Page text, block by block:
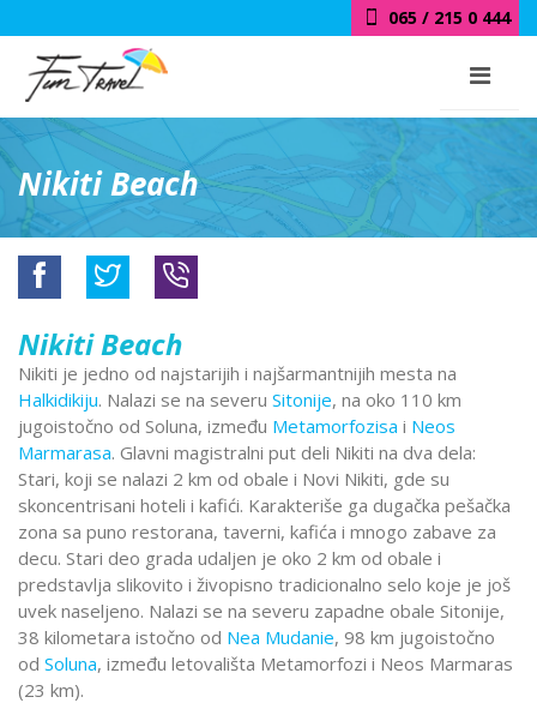
018 / 415 0 444
Nikiti Beach
Nikiti Beach
Nikiti je jedno od najstarijih i najšarmantnijih mesta na
Halkidikiju. Nalazi se na severu Sitonije, na oko 110 km
jugoistočno od Soluna, između Metamorfozisa i Neos
Marmarasa. Glavni magistralni put deli Nikiti na dva dela:
Stari, koji se nalazi 2 km od obale i Novi Nikiti, gde su
skoncentrisani hoteli i kafići. Karakteriše ga dugačka pešačka
zona sa puno restorana, taverni, kafića i mnogo zabave za
decu. Stari deo grada udaljen je oko 2 km od obale i
predstavlja slikovito i živopisno tradicionalno selo koje je još
uvek naseljeno. Nalazi se na severu zapadne obale Sitonije,
38 kilometara istočno od Nea Mudanie, 98 km jugoistočno
od Soluna, između letovališta Metamorfozi i Neos Marmaras
(23 km).